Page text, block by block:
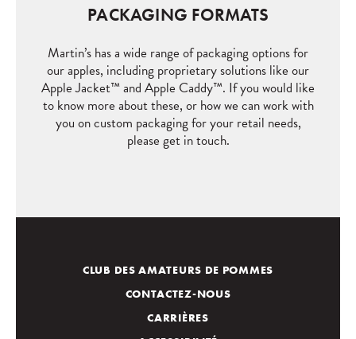
PACKAGING FORMATS
Martin’s has a wide range of packaging options for
our apples, including proprietary solutions like our
Apple Jacket™and Apple Caddy™. If you would like
to know more about these, or how we can work with
you on custom packaging for your retail needs,
please get in touch.
CLUB DES AMATEURS DE POMMES
CONTACTEZ-NOUS
CARRIÈRES